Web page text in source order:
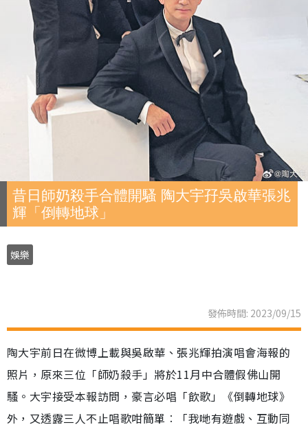
昔日師奶殺手合體開騷 陶大宇孖吳啟華張兆
輝「倒轉地球」
娛樂
發佈時間: 2023/09/15
陶大宇前日在微博上載與吳啟華、張兆輝拍演唱會海報的
照片，原來三位「師奶殺手」將於11月中合體假佛山開
騷。大宇接受本報訪問，豪言必唱「飲歌」《倒轉地球》
外，又透露三人不止唱歌咁簡單︰「我哋有遊戲、互動同